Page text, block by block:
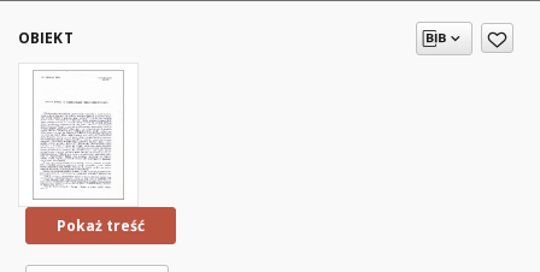
OBIEKT
Pokaż treść